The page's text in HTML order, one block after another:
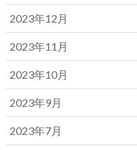
2023年12月
2023年11月
2023年10月
2023年9月
2023年7月